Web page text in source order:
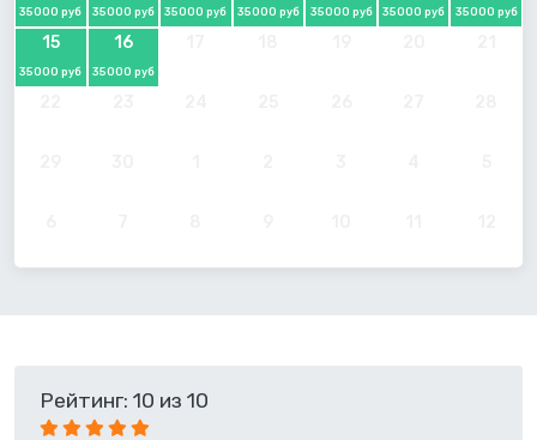
35000 руб 35000 руб 35000 руб 35000 руб 35000 руб 35000 руб 35000 руб
15
35000 руб
16
35000 руб
Рейтинг: 10 из 10